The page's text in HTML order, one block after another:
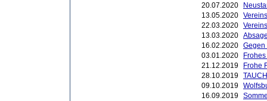
20.07.2020
13.05.2020
22.03.2020
13.03.2020
16.02.2020 Gegen
03.01.2020
21.12.2019
Frohe
28.10.2019
09.10.2019
16.09.2019